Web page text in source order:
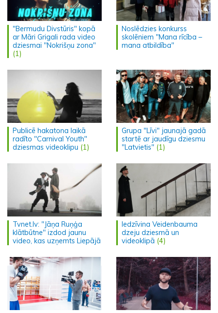
"Bermudu Divstūris" kopā
ar Māri Grigali rada video
dziesmai "Nokrišņu zona"
(1)
Noslēdzies konkurss
skolēniem "Mana rīcība –
mana atbildība"
Publicē hakatona laikā
radīto "Carnival Youth"
dziesmas videoklipu (1)
Grupa "Līvi" jaunajā gadā
startē ar jaudīgu dziesmu
"Latvietis" (1)
Tvnet.lv: "Jāņa Ruņģa
klātbūtne" izdod jaunu
video, kas uzņemts Liepājā
Iedzīvina Veidenbauma
dzeju dziesmā un
videoklipā (4)